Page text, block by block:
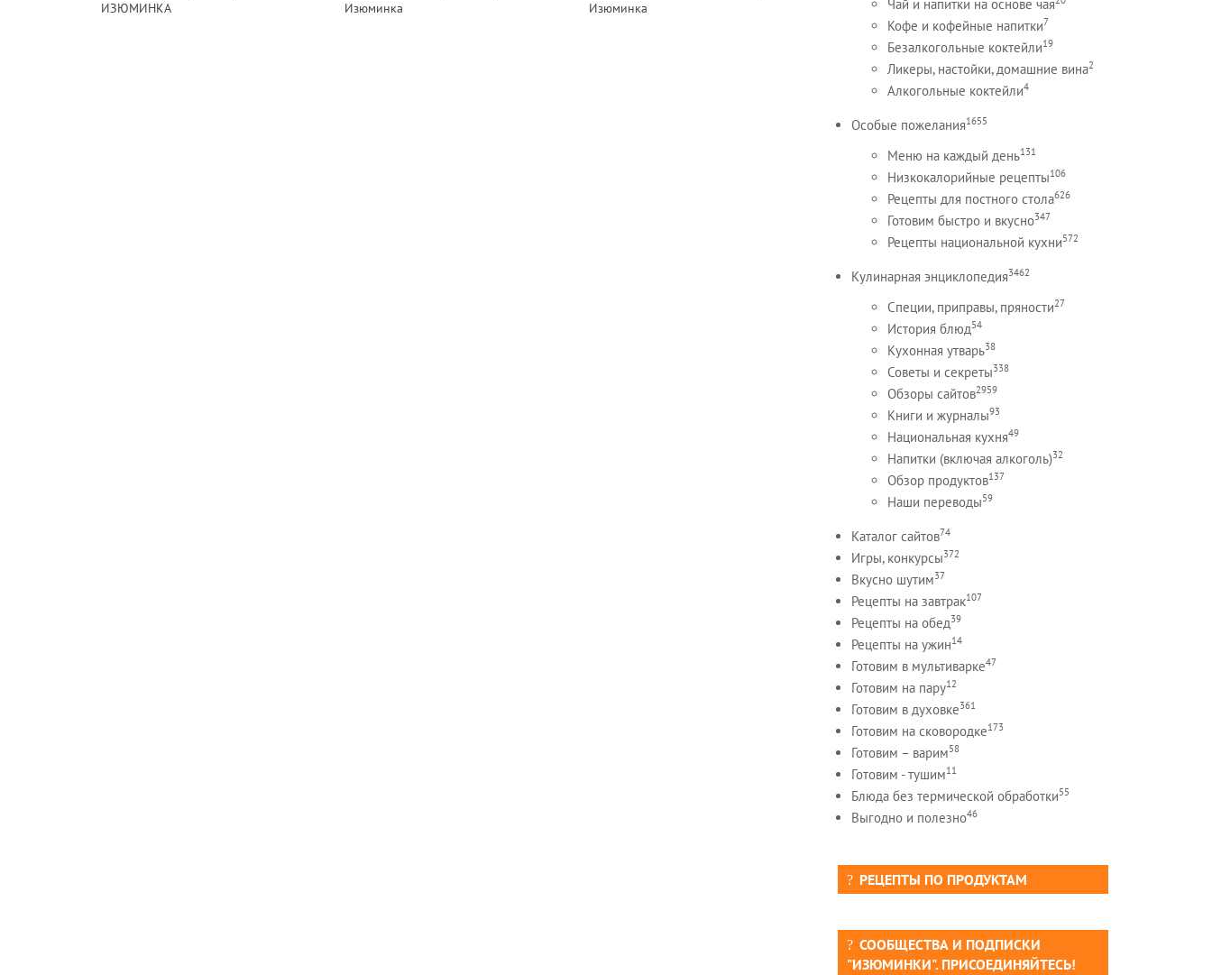
ИЗЮМИНКА
Изюминка
Изюминка
Чай и напитки на основе чая
Кофе и кофейные напитки7
Безалкогольные коктейли19
Ликеры, настойки, домашние вина2
Алкогольные коктейли4
Особые пожелания1655
Меню на каждый день131
Низкокалорийные рецепты106
Рецепты для постного стола626
Готовим быстро и вкусно347
Рецепты национальной кухни572
Кулинарная энциклопедия3462
Специи, приправы, пряности27
История блюд54
Кухонная утварь38
Советы и секреты338
Обзоры сайтов2959
Книги и журналы93
Национальная кухня49
Напитки (включая алкоголь)32
Обзор продуктов137
Наши переводы59
Каталог сайтов74
Игры, конкурсы372
Вкусно шутим37
Рецепты на завтрак107
Рецепты на обед39
Рецепты на ужин14
Готовим в мультиварке47
Готовим на пару12
Готовим в духовке361
Готовим на сковородке173
Готовим – варим58
Готовим - тушим11
Блюда без термической обработки55
Выгодно и полезно46
РЕЦЕПТЫ ПО ПРОДУКТАМ
СООБЩЕСТВА И ПОДПИСКИ
"ИЗЮМИНКИ". ПРИСОЕДИНЯЙТЕСЬ!